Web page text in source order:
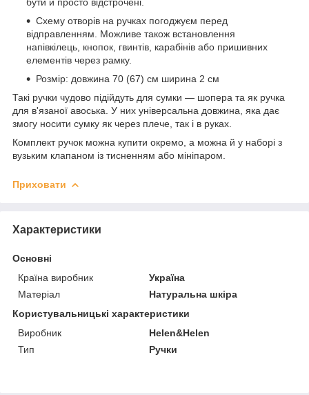
Схему отворів на ручках погоджуєм перед
відправленням. Можливе також встановлення
напівкілець, кнопок, гвинтів, карабінів або пришивних
елементів через рамку.
Розмір: довжина 70 (67) см ширина 2 см
Такі ручки чудово підійдуть для сумки — шопера та як ручка
для в'язаної авоська. У них універсальна довжина, яка дає
змогу носити сумку як через плече, так і в руках.
Комплект ручок можна купити окремо, а можна й у наборі з
вузьким клапаном із тисненням або мініпаром.
Приховати
Характеристики
Основні
Країна виробник
Україна
Матеріал
Натуральна шкіра
Користувальницькі характеристики
Виробник
Helen&Helen
Тип
Ручки